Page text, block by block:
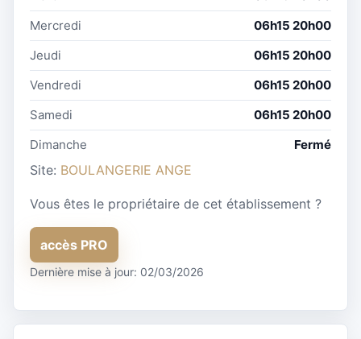
Mercredi
06h15 20h00
Jeudi
06h15 20h00
Vendredi
06h15 20h00
Samedi
06h15 20h00
Dimanche
Fermé
Site: BOULANGERIE ANGE
Vous êtes le propriétaire de cet établissement ?
accès PRO
Dernière mise à jour: 02/03/2026